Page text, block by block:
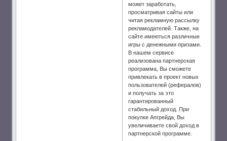
может заработать,
просматривая сайты или
читая рекламную рассылку
рекламодателей. Также, на
сайте имеються различные
игры с денежными призами.
В нашем сервисе
реализована партнерская
программа, Вы сможете
привлекать в проект новых
пользователей (рефералов)
и получать за это
гарантированный
стабильный доход. При
покупке Апгрейда, Вы
увеличиваете свой доход в
партнерской программе.